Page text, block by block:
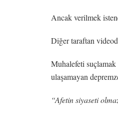
Ancak verilmek
Diğer taraftan
Muhalefeti suçlamak
ulaşamayan
“Afetin siyaseti